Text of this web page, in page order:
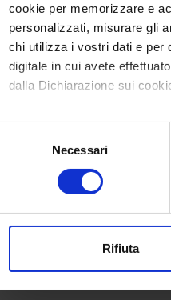
cookie per memorizzare e
personalizzati, misurare gli
chi utilizza i vostri dati e per
digitale in cui avete
dalla Dichiarazione sui
Con il tuo consenso,
raccogliere
digitali).
modificare o ritirare il tuo
Necessari
Rifiuta
2.1 Nel
-
-
-
- il
2.2.
da
Il
del